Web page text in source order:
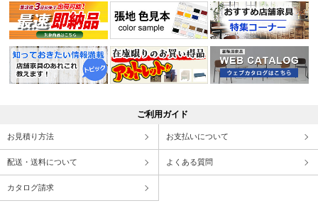
ご利用ガイド
お見積り方法 お支払いについて
配送・送料について よくある質問
カタログ請求